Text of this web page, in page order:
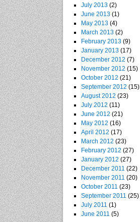
July 2013(2)
June 2013(1)
May 2013(4)
March 2013(2)
February 2013(9)
January 2013(17)
December 2012 (7)
November 2012 (15)
October 2012 (21)
September 2012 (15)
August 2012 (23)
July 2012 (11)
June 2012 (21)
May 2012 (16)
April 2012 (17)
March 2012 (23)
February 2012 (27)
January 2012 (27)
December 2011 (22)
November 2011 (20)
October 2011 (23)
September 2011 (25)
July 2011 (1)
June 2011 (5)